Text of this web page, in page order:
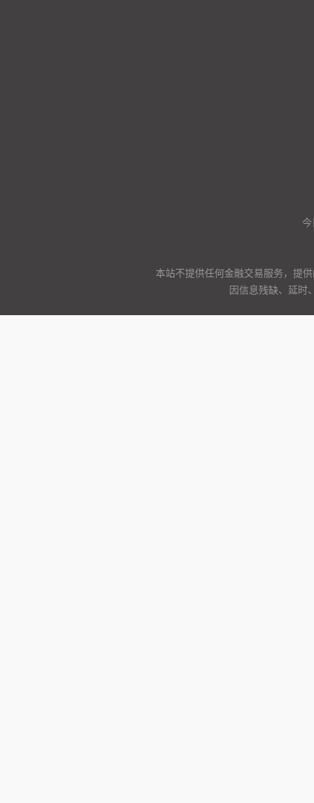
本站不提供任何金融交易服务，提
因信息残缺、延时